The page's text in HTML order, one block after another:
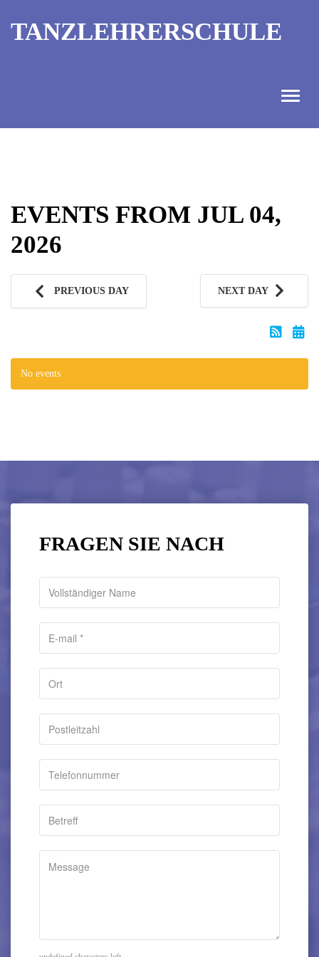
TANZLEHRERSCHULE
AUSBILDUNGTERMINE
KONTAKT
TANZMEISTER
EVENTS FROM JUL 04,
2026
PREVIOUS DAY NEXT DAY
No events
FRAGEN SIE NACH